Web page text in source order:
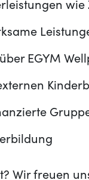
EGYM
Wir freuen